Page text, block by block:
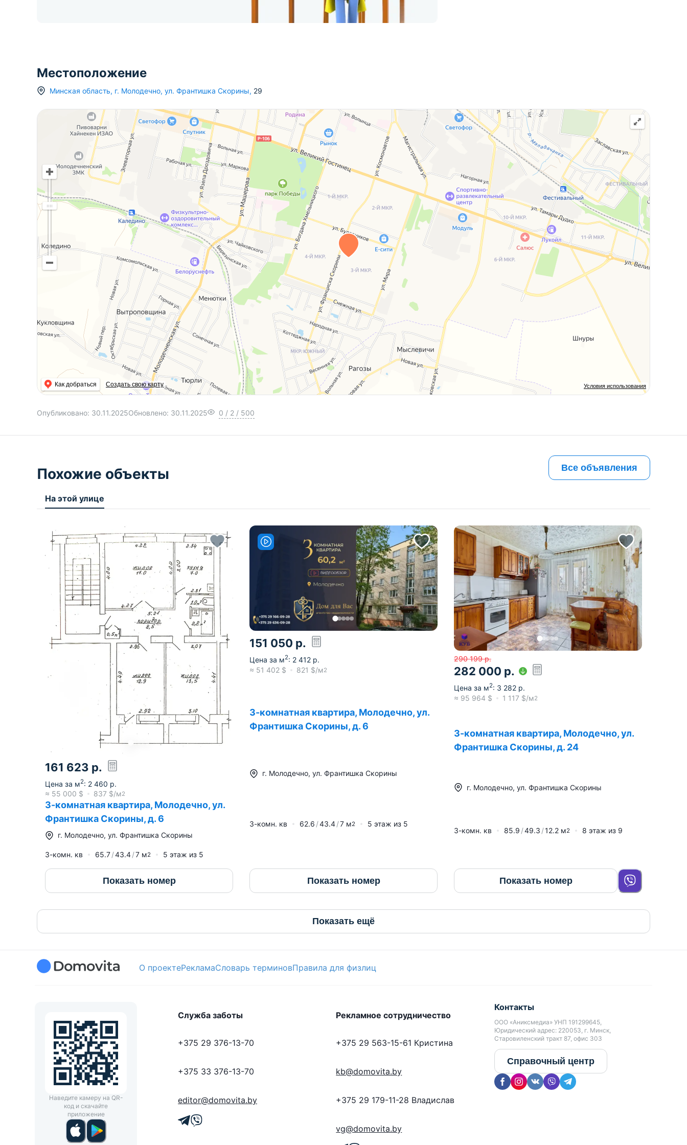
Местоположение
Минская область, г. Молодечно, ул. Франтишка Скорины, 29
Условия использования
Как добраться Создать свою карту
Опубликовано: 30.11.2025Обновлено: 30.11.2025 0 / 2 / 500
Похожие объекты Все объявления
На этой улице
161 623 р.
Цена за м2: 2 460 р.
≈ 55 000 $ 837 $/м2
3-комнатная квартира, Молодечно, ул.
Франтишка Скорины, д. 6
г. Молодечно, ул. Франтишка Скорины
3-комн. кв 65.7 43.4 7 м2 5 этаж из 5
Показать номер
151 050 р.
Цена за м2: 2 412 р.
≈ 51 402 $ 821 $/м2
3-комнатная квартира, Молодечно, ул.
Франтишка Скорины, д. 6
г. Молодечно, ул. Франтишка Скорины
3-комн. кв 62.6 43.4 7 м2 5 этаж из 5
Показать номер
290 199 р.
282 000 р.
Цена за м2: 3 282 р.
≈ 95 964 $ 1 117 $/м2
3-комнатная квартира, Молодечно, ул.
Франтишка Скорины, д. 24
г. Молодечно, ул. Франтишка Скорины
3-комн. кв 85.9 49.3 12.2 м2 8 этаж из 9
Показать номер
Показать ещё
О проектеРекламаСловарь терминовПравила для физлиц
Наведите камеру на QR-
код и скачайте
приложение
Служба заботы
+375 29 376-13-70
+375 33 376-13-70
editor@domovita.by
Рекламное сотрудничество
+375 29 563-15-61 Кристина
kb@domovita.by
+375 29 179-11-28 Владислав
vg@domovita.by
Контакты
ООО «Аниксмедиа» УНП 191299645,
Юридический адрес: 220053, г. Минск,
Старовиленский тракт 87, офис 303
Справочный центр